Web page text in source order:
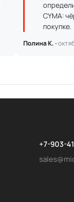
CYMA:
покупке.
Полина К. ·
+7-903-